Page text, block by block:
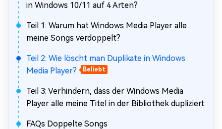
in Windows 10/11 auf 4 Arten?
Teil 1: Warum hat Windows Media Player alle
meine Songs verdoppelt?
Teil 2: Wie löscht man Duplikate in Windows
Media Player?
Beliebt
Teil 3: Verhindern, dass der Windows Media
Player alle meine Titel in der Bibliothek dupliziert
FAQs Doppelte Songs